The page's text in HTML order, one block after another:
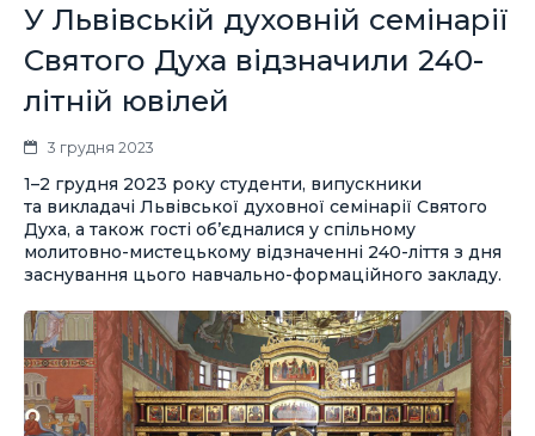
У Львівській духовній семінарії
Святого Духа відзначили 240-
літній ювілей
3 грудня 2023
1–2 грудня 2023 року студенти, випускники
та викладачі Львівської духовної семінарії Святого
Духа, а також гості об’єдналися у спільному
молитовно-мистецькому відзначенні 240-ліття з дня
заснування цього навчально-формаційного закладу.